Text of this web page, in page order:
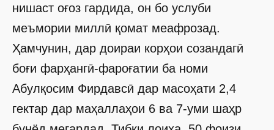
нишаст оғоз гардида, он бо услуби
меъмории миллӣ қомат меафрозад.
Ҳамчунин, дар доираи корҳои созандагӣ
боғи фарҳангӣ-фароғатии ба номи
Абулқосим Фирдавсӣ дар масоҳати 2,4
гектар дар маҳаллаҳои 6 ва 7-уми шаҳр